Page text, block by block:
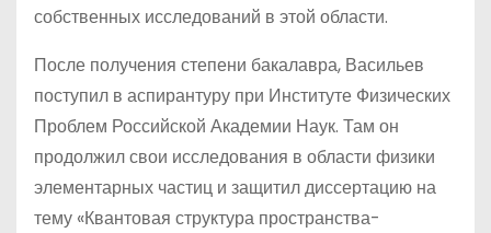
собственных исследований в этой области.
После получения степени бакалавра, Васильев
поступил в аспирантуру при Институте Физических
Проблем Российской Академии Наук. Там он
продолжил свои исследования в области физики
элементарных частиц и защитил диссертацию на
тему «Квантовая структура пространства-